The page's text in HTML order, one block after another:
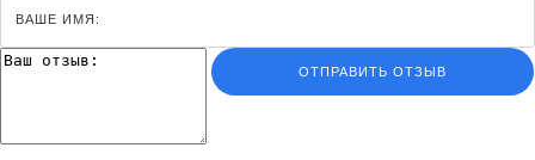
ОТПРАВИТЬ ОТЗЫВ